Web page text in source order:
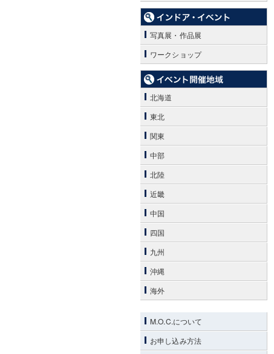
写真展・作品展
ワークショップ
北海道
東北
関東
中部
北陸
近畿
中国
四国
九州
沖縄
海外
M.O.C.について
お申し込み方法